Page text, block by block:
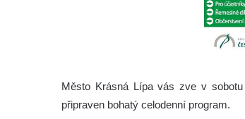
Město Krásná Lípa vás zve v
připraven bohatý celodenní program.